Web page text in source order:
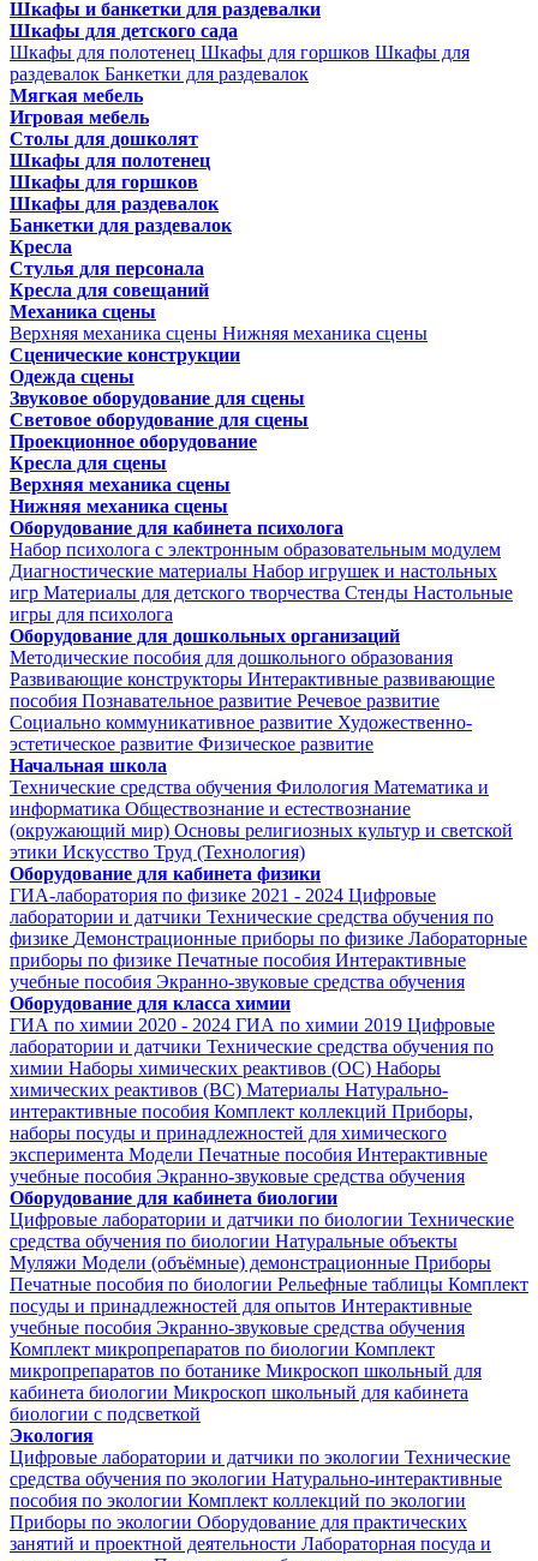
Шкафы и банкетки для раздевалки
Шкафы для детского сада
Шкафы для полотенец Шкафы для горшков Шкафы для
раздевалок Банкетки для раздевалок
Мягкая мебель
Игровая мебель
Столы для дошколят
Шкафы для полотенец
Шкафы для горшков
Шкафы для раздевалок
Банкетки для раздевалок
Кресла
Стулья для персонала
Кресла для совещаний
Механика сцены
Верхняя механика сцены Нижняя механика сцены
Сценические конструкции
Одежда сцены
Звуковое оборудование для сцены
Световое оборудование для сцены
Проекционное оборудование
Кресла для сцены
Верхняя механика сцены
Нижняя механика сцены
Оборудование для кабинета психолога
Набор психолога с электронным образовательным модулем
Диагностические материалы Набор игрушек и настольных
игр Материалы для детского творчества Стенды Настольные
игры для психолога
Оборудование для дошкольных организаций
Методические пособия для дошкольного образования
Развивающие конструкторы Интерактивные развивающие
пособия Познавательное развитие Речевое развитие
Социально коммуникативное развитие Художественно-
эстетическое развитие Физическое развитие
Начальная школа
Технические средства обучения Филология Математика и
информатика Обществознание и естествознание
(окружающий мир) Основы религиозных культур и светской
этики Искусство Труд (Технология)
Оборудование для кабинета физики
ГИА-лаборатория по физике 2021 - 2024 Цифровые
лаборатории и датчики Технические средства обучения по
физике Демонстрационные приборы по физике Лабораторные
приборы по физике Печатные пособия Интерактивные
учебные пособия Экранно-звуковые средства обучения
Оборудование для класса химии
ГИА по химии 2020 - 2024 ГИА по химии 2019 Цифровые
лаборатории и датчики Технические средства обучения по
химии Наборы химических реактивов (ОС) Наборы
химических реактивов (ВС) Материалы Натурально-
интерактивные пособия Комплект коллекций Приборы,
наборы посуды и принадлежностей для химического
эксперимента Модели Печатные пособия Интерактивные
учебные пособия Экранно-звуковые средства обучения
Оборудование для кабинета биологии
Цифровые лаборатории и датчики по биологии Технические
средства обучения по биологии Натуральные объекты
Муляжи Модели (объёмные) демонстрационные Приборы
Печатные пособия по биологии Рельефные таблицы Комплект
посуды и принадлежностей для опытов Интерактивные
учебные пособия Экранно-звуковые средства обучения
Комплект микропрепаратов по биологии Комплект
микропрепаратов по ботанике Микроскоп школьный для
кабинета биологии Микроскоп школьный для кабинета
биологии с подсветкой
Экология
Цифровые лаборатории и датчики по экологии Технические
средства обучения по экологии Натурально-интерактивные
пособия по экологии Комплект коллекций по экологии
Приборы по экологии Оборудование для практических
занятий и проектной деятельности Лабораторная посуда и